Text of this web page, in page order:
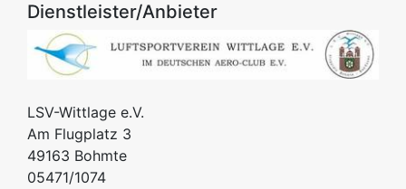
Dienstleister/Anbieter
LSV-Wittlage e.V.
Am Flugplatz 3
49163 Bohmte
05471/1074